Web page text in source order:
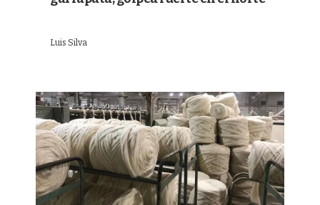
Luis Silva